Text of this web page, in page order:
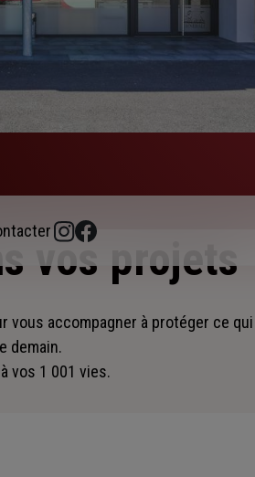
vos projets
vous accompagner à protéger ce qui
demain.
vos 1 001 vies.